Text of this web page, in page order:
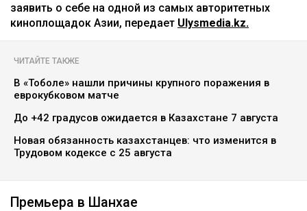
заявить о себе на одной из самых авторитетных
киноплощадок Азии, передает Ulysmedia.kz.
ЧИТАЙТЕ ТАКЖЕ
В «Тоболе» нашли причины крупного поражения в
еврокубковом матче
До +42 градусов ожидается в Казахстане 7 августа
Новая обязанность казахстанцев: что изменится в
Трудовом кодексе с 25 августа
Премьера в Шанхае